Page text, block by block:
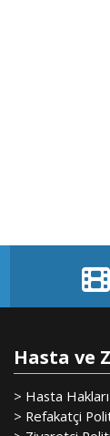
Hasta ve
> Hasta
> Refakatçi